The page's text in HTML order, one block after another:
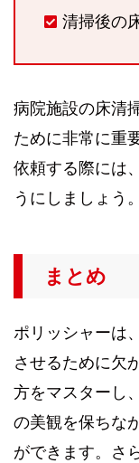
清掃後の
病院施設の床清
ために非常に重
依頼する際には
うにしましょう。
まとめ
ポリッシャーは
させるために欠
方をマスターし
の美観を保ちな
ができます。さ